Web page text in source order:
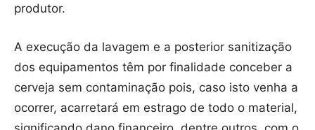
produtor.
A execução da lavagem e a posterior sanitização
dos equipamentos têm por finalidade conceber a
cerveja sem contaminação pois, caso isto venha a
ocorrer, acarretará em estrago de todo o material,